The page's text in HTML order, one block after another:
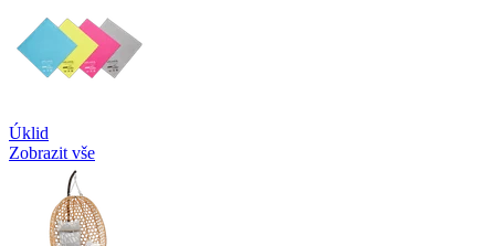
Úklid
Zobrazit vše